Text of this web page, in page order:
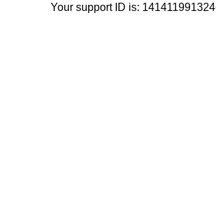
Your support ID is: